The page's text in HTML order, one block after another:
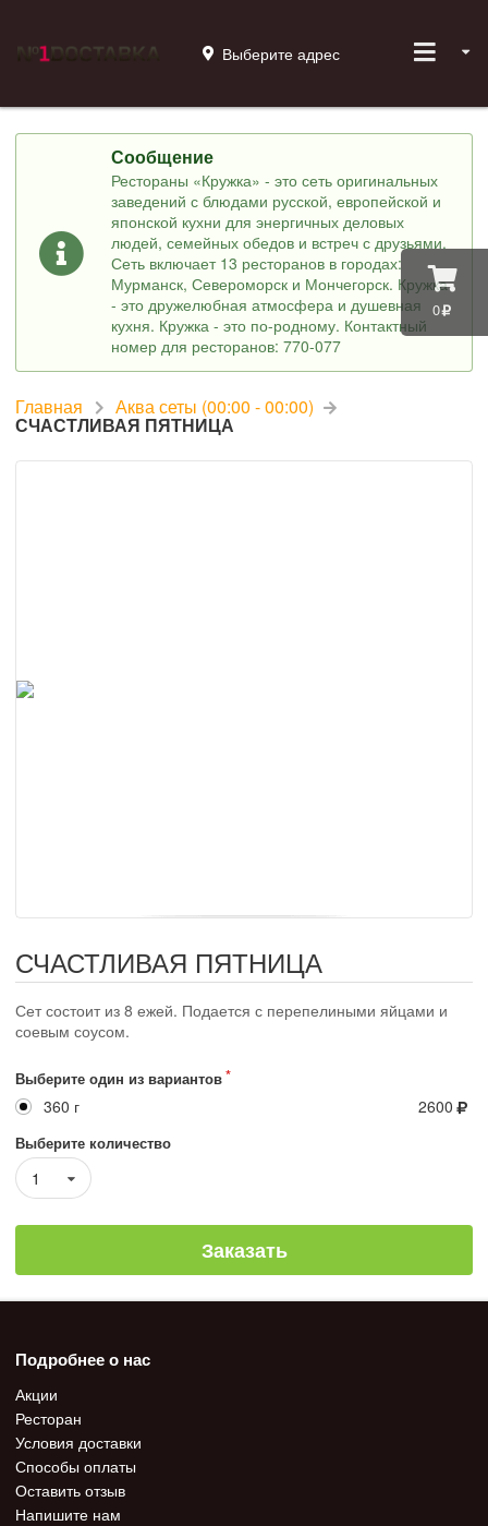
0
Выберите адрес
Сообщение
Рестораны «Кружка» - это сеть оригинальных
заведений с блюдами русской, европейской и
японской кухни для энергичных деловых
людей, семейных обедов и встреч с друзьями.
Сеть включает 13 ресторанов в городах:
Мурманск, Североморск и Мончегорск. Кружка
- это дружелюбная атмосфера и душевная
кухня. Кружка - это по-родному. Контактный
номер для ресторанов: 770-077
Главная Аква сеты (00:00 - 00:00)
СЧАСТЛИВАЯ ПЯТНИЦА
СЧАСТЛИВАЯ ПЯТНИЦА
Сет состоит из 8 ежей. Подается с перепелиными яйцами и
соевым соусом.
Выберите один из вариантов
360 г 2600
Выберите количество
1
Заказать
Подробнее о нас
Акции
Ресторан
Условия доставки
Способы оплаты
Оставить отзыв
Напишите нам